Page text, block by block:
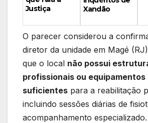
Justiça
Xandão
O parecer considerou a
diretor da unidade em Magé
que o local não possui
profissionais ou equipamentos
suficientes para a reabilitação
incluindo sessões diárias de
acompanhamento especializado.